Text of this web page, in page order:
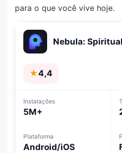
para o que você vive hoje.
Nebula:
★4,4
Instalações
5M+
Plataforma
Android/iOS